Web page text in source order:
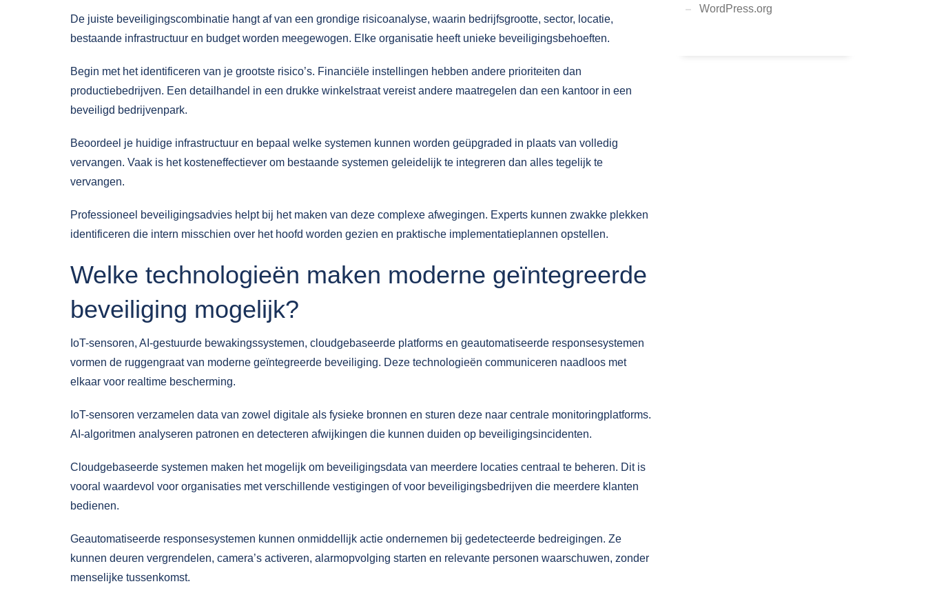
De juiste beveiligingscombinatie hangt af van een grondige risicoanalyse, waarin bedrijfsgrootte, sector, locatie,
bestaande infrastructuur en budget worden meegewogen. Elke organisatie heeft unieke beveiligingsbehoeften.
Begin met het identificeren van je grootste risico’s. Financiële instellingen hebben andere prioriteiten dan
productiebedrijven. Een detailhandel in een drukke winkelstraat vereist andere maatregelen dan een kantoor in een
beveiligd bedrijvenpark.
Beoordeel je huidige infrastructuur en bepaal welke systemen kunnen worden geüpgraded in plaats van volledig
vervangen. Vaak is het kosteneffectiever om bestaande systemen geleidelijk te integreren dan alles tegelijk te
vervangen.
Professioneel beveiligingsadvies helpt bij het maken van deze complexe afwegingen. Experts kunnen zwakke plekken
identificeren die intern misschien over het hoofd worden gezien en praktische implementatieplannen opstellen.
Welke technologieën maken moderne geïntegreerde
beveiliging mogelijk?
IoT-sensoren, AI-gestuurde bewakingssystemen, cloudgebaseerde platforms en geautomatiseerde responsesystemen
vormen de ruggengraat van moderne geïntegreerde beveiliging. Deze technologieën communiceren naadloos met
elkaar voor realtime bescherming.
IoT-sensoren verzamelen data van zowel digitale als fysieke bronnen en sturen deze naar centrale monitoringplatforms.
AI-algoritmen analyseren patronen en detecteren afwijkingen die kunnen duiden op beveiligingsincidenten.
Cloudgebaseerde systemen maken het mogelijk om beveiligingsdata van meerdere locaties centraal te beheren. Dit is
vooral waardevol voor organisaties met verschillende vestigingen of voor beveiligingsbedrijven die meerdere klanten
bedienen.
Geautomatiseerde responsesystemen kunnen onmiddellijk actie ondernemen bij gedetecteerde bedreigingen. Ze
kunnen deuren vergrendelen, camera’s activeren, alarmopvolging starten en relevante personen waarschuwen, zonder
menselijke tussenkomst.
WordPress.org